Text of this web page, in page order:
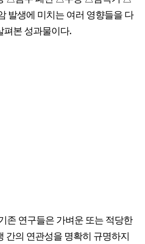
발생에 미치는 여러 영향들을 다
펴본 성과물이다.
존 연구들은 가벼운 또는 적당한
간의 연관성을 명확히 규명하지